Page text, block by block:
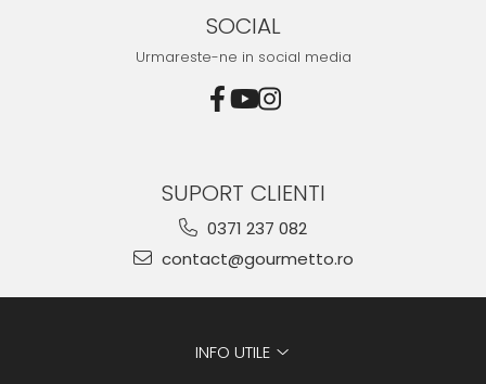
SOCIAL
Urmareste-ne in social media
SUPORT CLIENTI
0371 237 082
contact@gourmetto.ro
INFO UTILE